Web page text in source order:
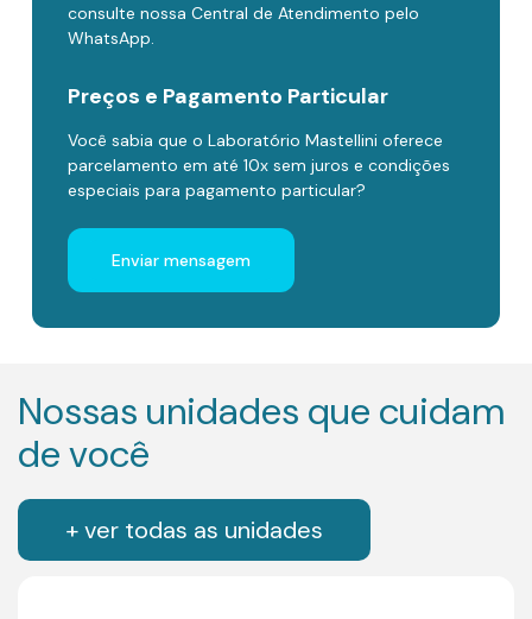
consulte nossa Central de Atendimento pelo
WhatsApp.
Preços e Pagamento Particular
Você sabia que o Laboratório Mastellini oferece
parcelamento em até 10x sem juros e condições
especiais para pagamento particular?
Enviar mensagem
Nossas unidades que cuidam
de você
+ ver todas as unidades